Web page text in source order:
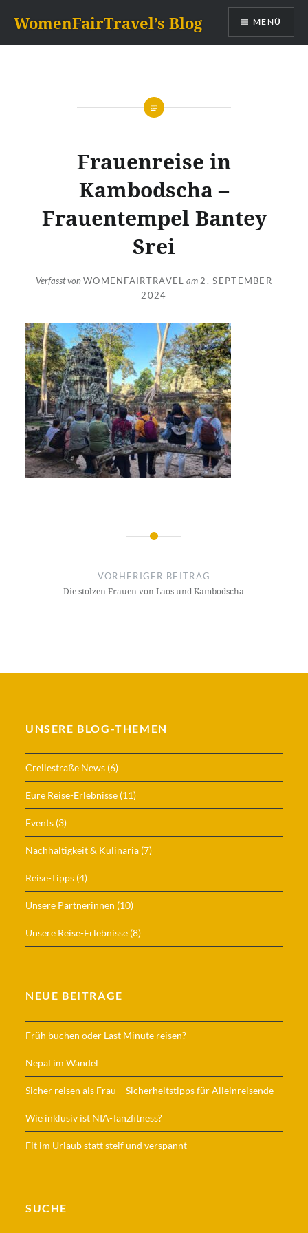
Inhalt
springen
WomenFairTravel’s Blog MENÜ
Frauenreise in
Kambodscha –
Frauentempel Bantey
Srei
Verfasst vonWOMENFAIRTRAVEL am 2. SEPTEMBER
2024
Beitragsnavigation
VORHERIGER BEITRAG
Die stolzen Frauen von Laos und Kambodscha
UNSERE BLOG-THEMEN
Crellestraße News (6)
Eure Reise-Erlebnisse (11)
Events (3)
Nachhaltigkeit & Kulinaria (7)
Reise-Tipps (4)
Unsere Partnerinnen (10)
Unsere Reise-Erlebnisse (8)
NEUE BEITRÄGE
Früh buchen oder Last Minute reisen?
Nepal im Wandel
Sicher reisen als Frau – Sicherheitstipps für Alleinreisende
Wie inklusiv ist NIA-Tanzfitness?
Fit im Urlaub statt steif und verspannt
SUCHE